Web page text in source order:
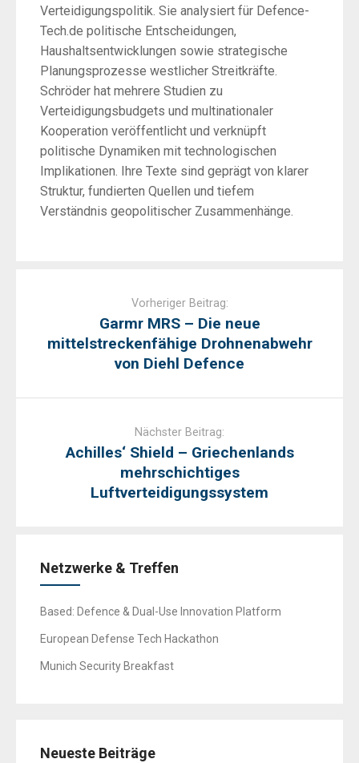
Verteidigungspolitik. Sie analysiert für Defence-
Tech.de politische Entscheidungen,
Haushaltsentwicklungen sowie strategische
Planungsprozesse westlicher Streitkräfte.
Schröder hat mehrere Studien zu
Verteidigungsbudgets und multinationaler
Kooperation veröffentlicht und verknüpft
politische Dynamiken mit technologischen
Implikationen. Ihre Texte sind geprägt von klarer
Struktur, fundierten Quellen und tiefem
Verständnis geopolitischer Zusammenhänge.
Vorheriger Beitrag:
Garmr MRS – Die neue
mittelstreckenfähige Drohnenabwehr
von Diehl Defence
Nächster Beitrag:
Achilles‘ Shield – Griechenlands
mehrschichtiges
Luftverteidigungssystem
Netzwerke & Treffen
Based: Defence & Dual-Use Innovation Platform
European Defense Tech Hackathon
Munich Security Breakfast
Neueste Beiträge